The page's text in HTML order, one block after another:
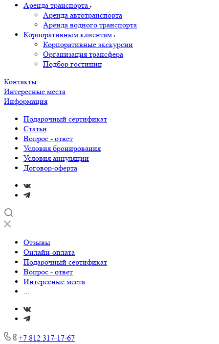
Аренда транспорта
Аренда автотранспорта
Аренда водного транспорта
Корпоративным клиентам
Корпоративные экскурсии
Организация трансфера
Подбор гостиниц
Контакты
Интересные места
Информация
Подарочный сертификат
Статьи
Вопрос - ответ
Условия бронирования
Условия аннуляции
Договор-оферта
Отзывы
Онлайн-оплата
Подарочный сертификат
Вопрос - ответ
Интересные места
...
+7 812 317-17-67